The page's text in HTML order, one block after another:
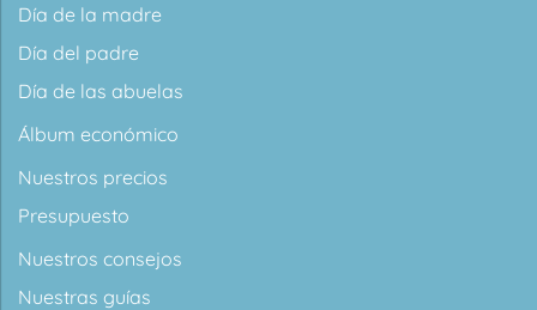
Día de la madre
Día del padre
Día de las abuelas
Álbum económico
Nuestros precios
Presupuesto
Nuestros consejos
Nuestras guías